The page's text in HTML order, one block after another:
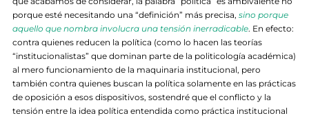
porque esté necesitando una “definición” más precisa, sino porque
aquello que nombra involucra una tensión inerradicable. En efecto:
contra quienes reducen la política (como lo hacen las teorías
“institucionalistas” que dominan parte de la politicología académica)
al mero funcionamiento de la maquinaria institucional, pero
también contra quienes buscan la política solamente en las prácticas
de oposición a esos dispositivos, sostendré que el conflicto y la
tensión entre la idea política entendida como práctica institucional